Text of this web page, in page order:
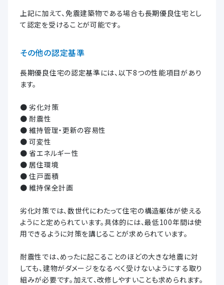
上記に加えて、免震建築物である場合も長期優良住宅とし
て認定を受けることが可能です。
その他の認定基準
長期優良住宅の認定基準には、以下8つの性能項目があり
ます。
● 劣化対策
● 耐震性
● 維持管理・更新の容易性
● 可変性
● 省エネルギー性
● 居住環境
● 住戸面積
● 維持保全計画
劣化対策では、数世代にわたって住宅の構造躯体が使える
ようにと定められています。具体的には、最低100年間は使
用できるように対策を講じることが求められています。
耐震性では、めったに起こることのほどの大きな地震に対
しても、建物がダメージをなるべく受けないようにする取り
組みが必要です。加えて、改修しやすいことも求められます。